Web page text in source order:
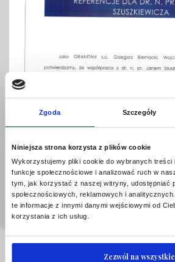
Zgoda Szczegóły
Niniejsza strona korzysta z plików cookie
Wykorzystujemy pliki cookie do wybranych treści
funkcje społecznościowe i analizować ruch w
tym, jak korzystać z naszej witryny, udostępniać
społecznościowych, reklamowych i analitycznych.
te informacje z innymi danymi wejściowymi od
korzystania z ich usług.
Zezwól na wszystkie